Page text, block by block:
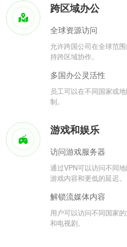
跨区域办公
全球资源访问
允许跨国公司在全球范
持跨区域协作。
多国办公灵活性
员工可以在不同国家或
制。
游戏和娱乐
访问游戏服务器
通过VPN可以访问不同
游戏内容和更低的延迟。
解锁流媒体内容
用户可以访问不同国家
和电视剧。